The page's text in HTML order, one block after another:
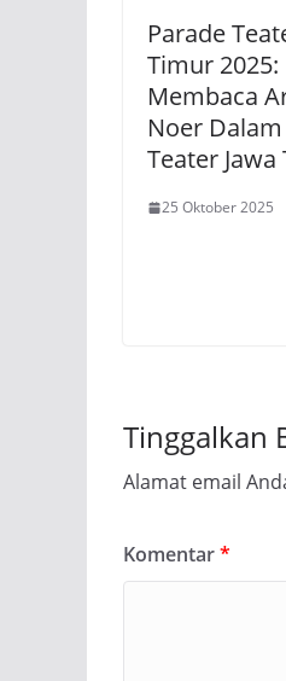
Parade
Timur 2025:
Membaca
Noer
Teater
25 Oktober 2025
Tinggalkan
Alamat email
Komentar*